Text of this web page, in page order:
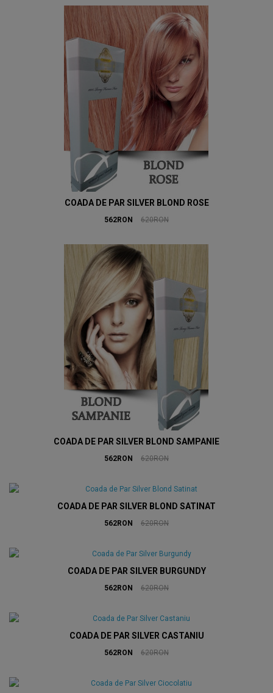
COADA DE PAR SILVER BLOND ROSE
562RON 620RON
COADA DE PAR SILVER BLOND SAMPANIE
562RON 620RON
COADA DE PAR SILVER BLOND SATINAT
562RON 620RON
COADA DE PAR SILVER BURGUNDY
562RON 620RON
COADA DE PAR SILVER CASTANIU
562RON 620RON